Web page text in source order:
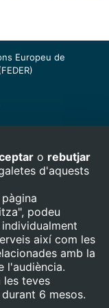
Europeu de
o rebutjar
d'aquests
podeu
així com les
amb la
l'audiència.
les teves
6 mesos.